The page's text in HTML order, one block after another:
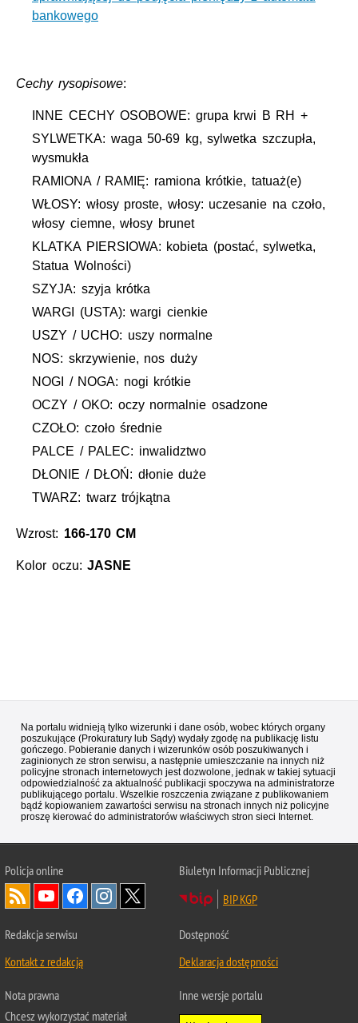
bankowego
Cechy rysopisowe:
INNE CECHY OSOBOWE: grupa krwi B RH +
SYLWETKA: waga 50-69 kg, sylwetka szczupła,
wysmukła
RAMIONA / RAMIĘ: ramiona krótkie, tatuaż(e)
WŁOSY: włosy proste, włosy: uczesanie na czoło,
włosy ciemne, włosy brunet
KLATKA PIERSIOWA: kobieta (postać, sylwetka,
Statua Wolności)
SZYJA: szyja krótka
WARGI (USTA): wargi cienkie
USZY / UCHO: uszy normalne
NOS: skrzywienie, nos duży
NOGI / NOGA: nogi krótkie
OCZY / OKO: oczy normalnie osadzone
CZOŁO: czoło średnie
PALCE / PALEC: inwalidztwo
DŁONIE / DŁOŃ: dłonie duże
TWARZ: twarz trójkątna
Wzrost: 166-170 CM
Kolor oczu:JASNE
Na portalu widnieją tylko wizerunki i dane osób, wobec których organy
poszukujące (Prokuratury lub Sądy) wydały zgodę na publikację listu
gończego. Pobieranie danych i wizerunków osób poszukiwanych i
zaginionych ze stron serwisu, a następnie umieszczanie na innych niż
policyjne stronach internetowych jest dozwolone, jednak w takiej sytuacji
odpowiedzialność za aktualność publikacji spoczywa na administratorze
publikującego portalu. Wszelkie roszczenia związane z publikowaniem
bądź kopiowaniem zawartości serwisu na stronach innych niż policyjne
proszę kierować do administratorów właściwych stron sieci Internet.
Policjaonline
Biuletyn Informacji Publicznej
BIP KGP
Redakcja serwisu
Kontakt z redakcją
Dostępność
Deklaracja dostępności
Nota prawna
Chcesz wykorzystać materiał
Inne wersje portalu